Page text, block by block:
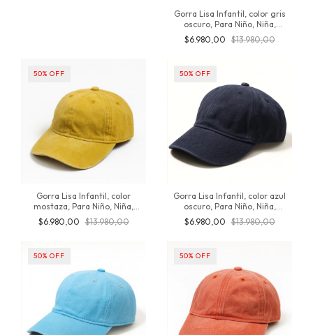
Gorra Lisa Infantil, color gris
oscuro, Para Niño, Niña,
Vintage, estilo desgastada,
colores Prelavados, de algodón,
$6.980,00 $13.980,00
50% OFF
Gorra Lisa Infantil, color
mostaza, Para Niño, Niña,
Vintage, estilo desgastada,
colores Prelavados, de algodón,
$6.980,00 $13.980,00
50% OFF
Gorra Lisa Infantil, color azul
oscuro, Para Niño, Niña,
Vintage, estilo desgastada,
colores Prelavados, de algodón,
$6.980,00 $13.980,00
50% OFF 50% OFF